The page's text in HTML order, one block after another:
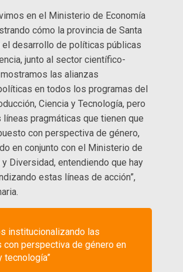
en el Ministerio de Economía
cómo la provincia de Santa
el desarrollo de políticas públicas
junto al sector científico-
las alianzas
en todos los programas del
Ciencia y Tecnología, pero
líneas pragmáticas que tienen que
con perspectiva de género,
en conjunto con el Ministerio de
y Diversidad, entendiendo que hay
estas líneas de acción”,
institucionalizando las
con perspectiva de género en
tecnología”